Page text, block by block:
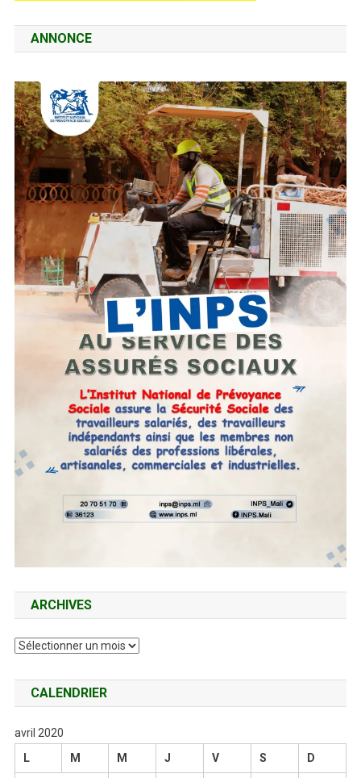
ANNONCE
ARCHIVES
Archives
CALENDRIER
avril 2020
L
M M J V S D